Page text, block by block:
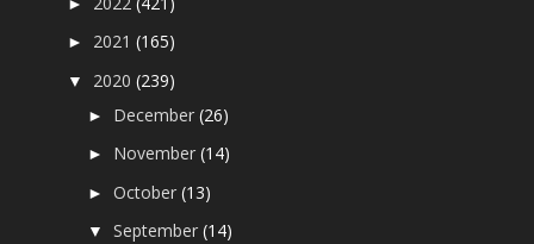
► 2021(165)
▼ 2020(239)
► December(26)
► November(14)
►October(13)
▼September(14)